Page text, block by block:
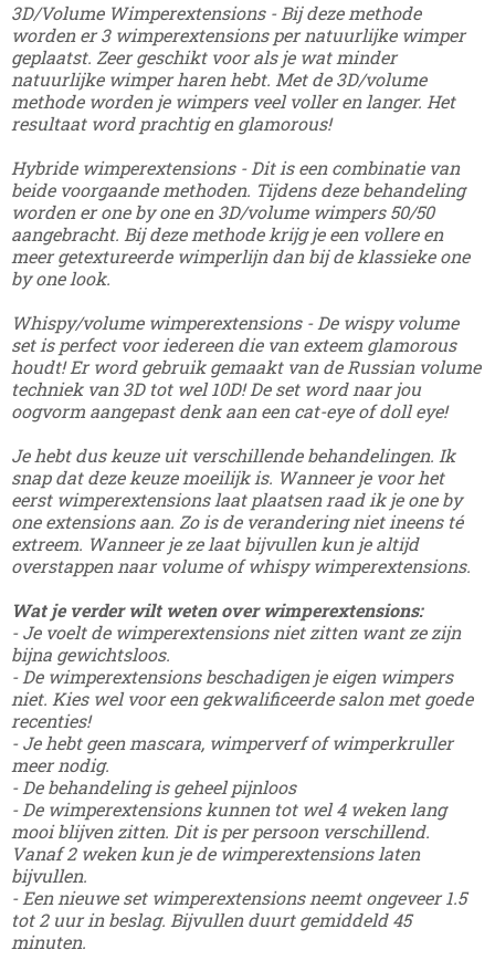
3D/Volume Wimperextensions - Bij deze methode
worden er 3 wimperextensions per natuurlijke wimper
geplaatst. Zeer geschikt voor als je wat minder
natuurlijke wimper haren hebt. Met de 3D/volume
methode worden je wimpers veel voller en langer. Het
resultaat word prachtig en glamorous!
Hybride wimperextensions - Dit is een combinatie van
beide voorgaande methoden. Tijdens deze behandeling
worden er one by one en 3D/volume wimpers 50/50
aangebracht. Bij deze methode krijg je een vollere en
meer getextureerde wimperlijn dan bij de klassieke one
by one look.
Whispy/volume wimperextensions - De wispy volume
set is perfect voor iedereen die van exteem glamorous
houdt! Er word gebruik gemaakt van de Russian volume
techniek van 3D tot wel 10D! De set word naar jou
oogvorm aangepast denk aan een cat-eye of doll eye!
Je hebt dus keuze uit verschillende behandelingen. Ik
snap dat deze keuze moeilijk is. Wanneer je voor het
eerst wimperextensions laat plaatsen raad ik je one by
one extensions aan. Zo is de verandering niet ineens té
extreem. Wanneer je ze laat bijvullen kun je altijd
overstappen naar volume of whispy wimperextensions.
Wat je verder wilt weten over wimperextensions:
- Je voelt de wimperextensions niet zitten want ze zijn
bijna gewichtsloos.
- De wimperextensions beschadigen je eigen wimpers
niet. Kies wel voor een gekwalificeerde salon met goede
recenties!
- Je hebt geen mascara, wimperverf of wimperkruller
meer nodig.
- De behandeling is geheel pijnloos
- De wimperextensions kunnen tot wel 4 weken lang
mooi blijven zitten. Dit is per persoon verschillend.
Vanaf 2 weken kun je de wimperextensions laten
bijvullen.
- Een nieuwe set wimperextensions neemt ongeveer 1.5
tot 2 uur in beslag. Bijvullen duurt gemiddeld 45
minuten.